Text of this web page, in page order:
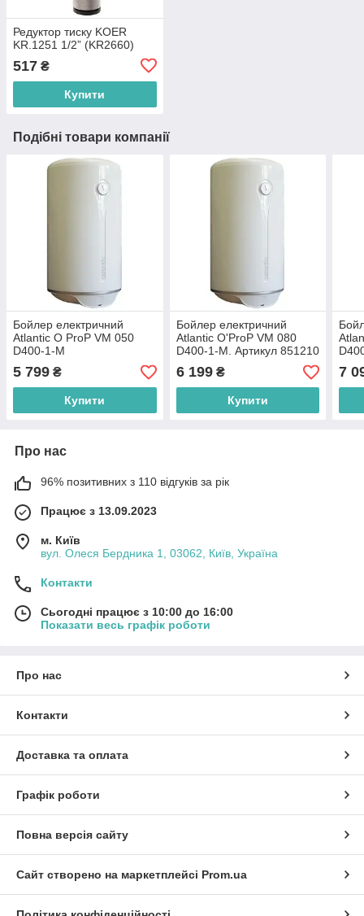
Редуктор тиску KOER
KR.1251 1/2” (KR2660)
517 ₴
Купити
Подібні товари компанії
Бойлер електричний
Atlantic O ProP VM 050
D400-1-M
5 799 ₴
Купити
Бойлер електричний
Atlantic O'ProP VM 080
D400-1-M. Артикул 851210
6 199₴
Купити
7
Про нас
96% позитивних з 110 відгуків за рік
Працює з 13.09.2023
м. Київ
вул. Олеся Бердника 1, 03062, Київ, Україна
Контакти
Сьогодні працює з 10:00 до 16:00
Показати весь графік роботи
Про нас
Контакти
Доставка та оплата
Графік роботи
Повна версія сайту
Сайт створено на маркетплейсі Prom.ua